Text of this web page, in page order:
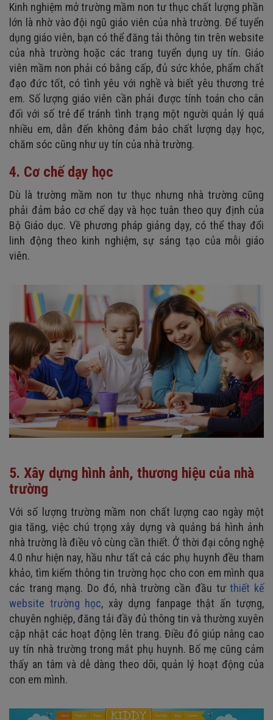
Kinh nghiệm mở trường mầm non tư thục chất lượng phần
lớn là nhờ vào đội ngũ giáo viên của nhà trường. Để tuyển
dụng giáo viên, bạn có thể đăng tải thông tin trên website
của nhà trường hoặc các trang tuyển dụng uy tín. Giáo
viên mầm non phải có bằng cấp, đủ sức khỏe, phẩm chất
đạo đức tốt, có tình yêu với nghề và biết yêu thương trẻ
em. Số lượng giáo viên cần phải được tính toán cho cân
đối với số trẻ để tránh tình trạng một người quản lý quá
nhiều em, dẫn đến không đảm bảo chất lượng dạy học,
chăm sóc cũng như uy tín của nhà trường.
4. Cơ chế dạy học
Dù là trường mầm non tư thục nhưng nhà trường cũng
phải đảm bảo cơ chế dạy và học tuân theo quy định của
Bộ Giáo dục. Về phương pháp giảng dạy, có thể thay đổi
linh động theo kinh nghiệm, sự sáng tạo của mỗi giáo
viên.
5. Xây dựng hình ảnh, thương hiệu của nhà
trường
Với số lượng trường mầm non chất lượng cao ngày một
gia tăng, việc chú trọng xây dựng và quảng bá hình ảnh
nhà trường là điều vô cùng cần thiết. Ở thời đại công nghệ
4.0 như hiện nay, hầu như tất cả các phụ huynh đều tham
khảo, tìm kiếm thông tin trường học cho con em mình qua
các trang mạng. Do đó, nhà trường cần đầu tưthiết kế
website trường học, xây dựng fanpage thật ấn tượng,
chuyên nghiệp, đăng tải đầy đủ thông tin và thường xuyên
cập nhật các hoạt động lên trang. Điều đó giúp nâng cao
uy tín nhà trường trong mắt phụ huynh. Bố mẹ cũng cảm
thấy an tâm và dễ dàng theo dõi, quản lý hoạt động của
con em mình.